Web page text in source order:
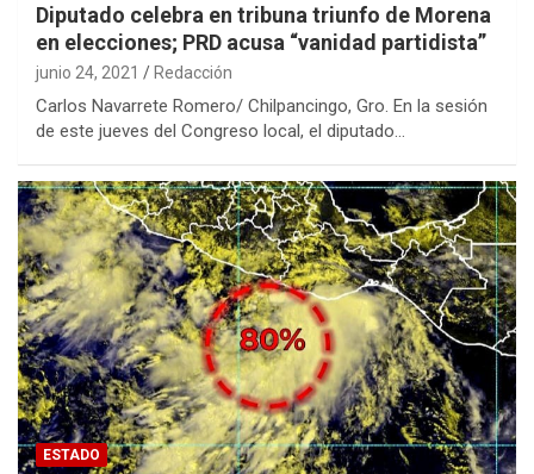
Diputado celebra en tribuna triunfo de Morena
en elecciones; PRD acusa “vanidad partidista”
junio 24, 2021 Redacción
Carlos Navarrete Romero/ Chilpancingo, Gro. En la sesión
de este jueves del Congreso local, el diputado…
ESTADO